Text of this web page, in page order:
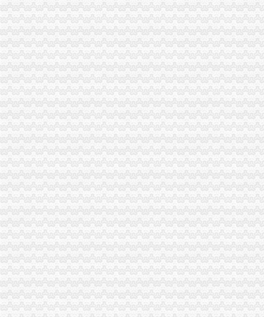
重庆百货：2011年年度报告_重庆百货（）_公告正文_财经_中
服务中心价格
[上市]金逸影视：北京市中伦律师事务所关于公司次公开发行股票并
加洲分公司注销
青海日报社数字报刊平台
上海加洲电器有限公司_全球企业库
金融屠宰场华丽转身--厘洲（上海）投资管理有限公司的投资陷阱_天涯
深圳市德厂家_深圳市德厂家/公司-阿里巴巴公司页
舞弊审计案例-MBA智库文档
花卉园分公司注销
深圳市靓花园花卉种子公司-大连分公司
新天业北京德恒律师事务所关于公司次公开发行股票并上市的补充
雷政富不雅事件全纪录__万家热线-安徽门户网站
花园置业有限公司苗木花卉分公司
棕榈园林：2016年面向合格投资者公开发行公司--新闻频道-大智慧
回兴分公司注销
武汉兴得科技有限公司分公司_工商信息_电话_地址_信用信息_财务信
重庆长安贸易有限公司回兴分公司-主页
回兴台商工业园区金锦路31号怎么去,荣和庆铃汽车销售服务有限公司
[公告]15兴发：湖北兴发化工集团股份有限公司关于“15兴发”公
重庆渝志城建材有限公司回兴第一分公司-主页
渝北区分公司注销流程
新中天：公开转让说明书_手机东方财富网
华邦颖泰：2015年公开发行公司券募集说明书-券频道-金融界
华邦颖泰：2014年公司券（第二期）信用评级分析报告_华邦制（
【代办重庆社保】-代办重庆社保价格|批发-代办重庆社保公司-页88网